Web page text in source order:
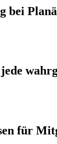
bei
für